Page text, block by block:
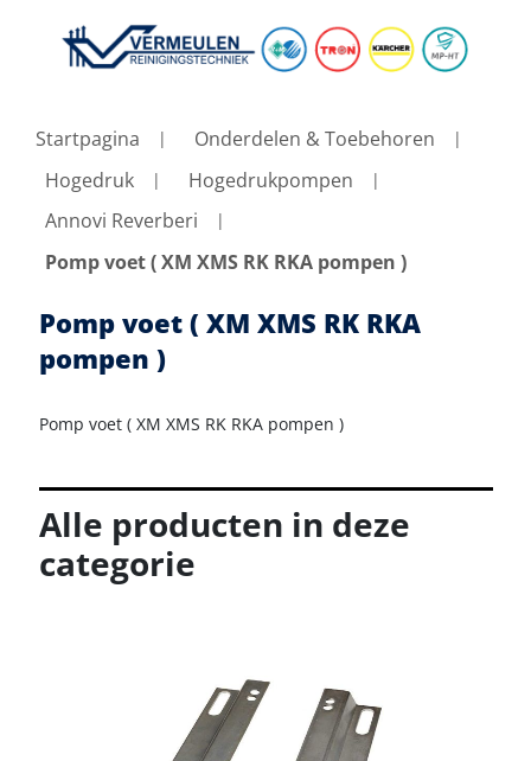
Startpagina
Onderdelen & Toebehoren
Hogedruk
Hogedrukpompen
Annovi Reverberi
Pomp voet ( XM XMS RK RKA pompen )
Pomp voet ( XM XMS RK RKA
pompen )
Pomp voet ( XM XMS RK RKA pompen )
Alle producten in deze
categorie